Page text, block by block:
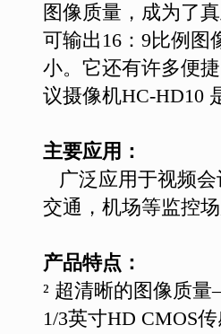
图像质量，成为了
可输出 16 ： 9比例图
小。它还有许多便
议摄像机HC-HD10
主要应用：
广泛应用于视频
交通，机场等监控
产品特点：
² 超清晰的图像质
1/3英寸HD CMOS